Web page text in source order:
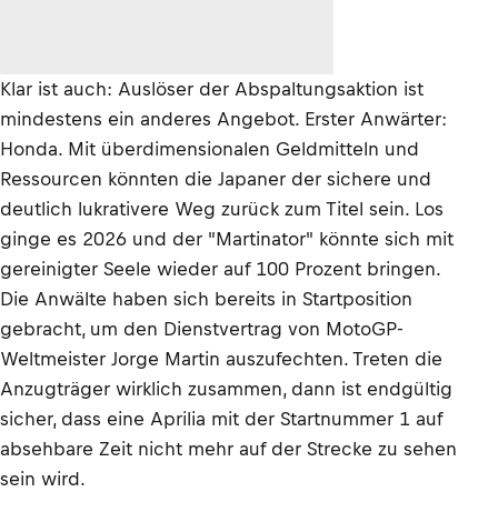
Klar ist auch: Auslöser der Abspaltungsaktion ist
mindestens ein anderes Angebot. Erster Anwärter:
Honda. Mit überdimensionalen Geldmitteln und
Ressourcen könnten die Japaner der sichere und
deutlich lukrativere Weg zurück zum Titel sein. Los
ginge es 2026 und der "Martinator" könnte sich mit
gereinigter Seele wieder auf 100 Prozent bringen.
Die Anwälte haben sich bereits in Startposition
gebracht, um den Dienstvertrag von MotoGP-
Weltmeister Jorge Martin auszufechten. Treten die
Anzugträger wirklich zusammen, dann ist endgültig
sicher, dass eine Aprilia mit der Startnummer 1 auf
absehbare Zeit nicht mehr auf der Strecke zu sehen
sein wird.